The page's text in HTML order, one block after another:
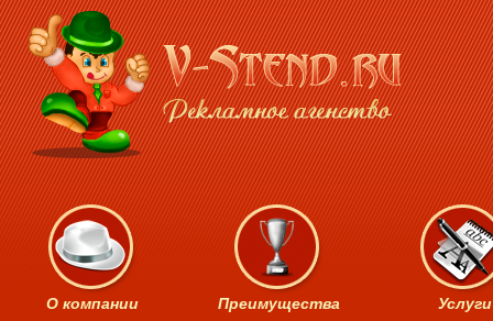
О компании Преимущества Услуги